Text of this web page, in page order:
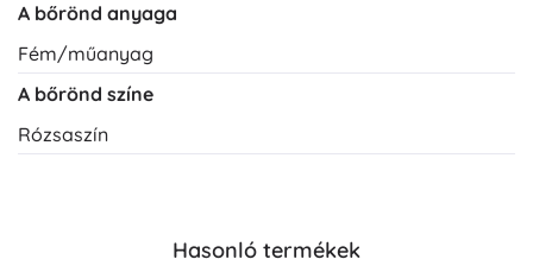
A bőrönd anyaga
Fém/műanyag
A bőrönd színe
Rózsaszín
Hasonló termékek